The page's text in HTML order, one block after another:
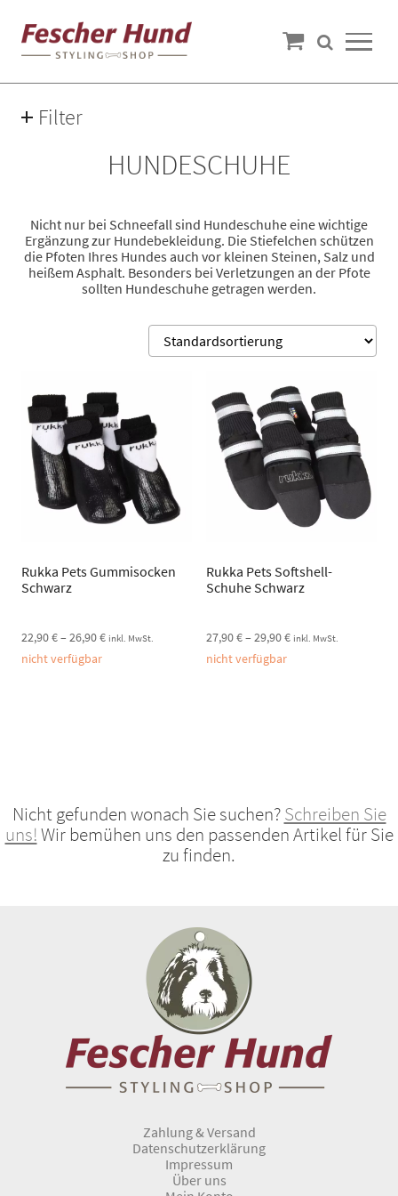
HUNDESCHUHE
Nicht nur bei Schneefall sind Hundeschuhe eine wichtige
Ergänzung zur Hundebekleidung. Die Stiefelchen schützen
die Pfoten Ihres Hundes auch vor kleinen Steinen, Salz und
heißem Asphalt. Besonders bei Verletzungen an der Pfote
sollten Hundeschuhe getragen werden.
Rukka Pets Gummisocken
Schwarz
22,90€– 26,90€ inkl. MwSt.
nicht verfügbar
Rukka Pets Softshell-
Schuhe Schwarz
27,90€– 29,90€ inkl. MwSt.
nicht verfügbar
Filter
Nicht gefunden wonach Sie suchen?Schreiben Sie
uns!Wir bemühen uns den passenden Artikel für Sie
zu finden.
Zahlung & Versand
Datenschutzerklärung
Impressum
Über uns